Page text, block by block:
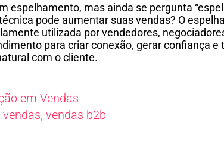
espelhamento, mas ainda se pergunta
pode aumentar suas vendas? O
utilizada por vendedores,
para criar conexão, gerar confiança e
com o cliente.
em Vendas
vendas,vendas b2b